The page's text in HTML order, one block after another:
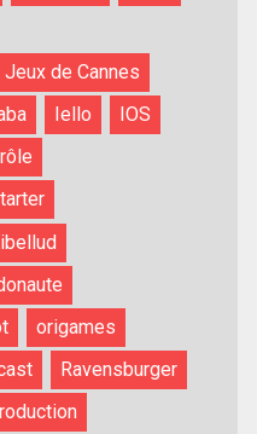
de Cannes
Iello
IOS
origames
Ravensburger